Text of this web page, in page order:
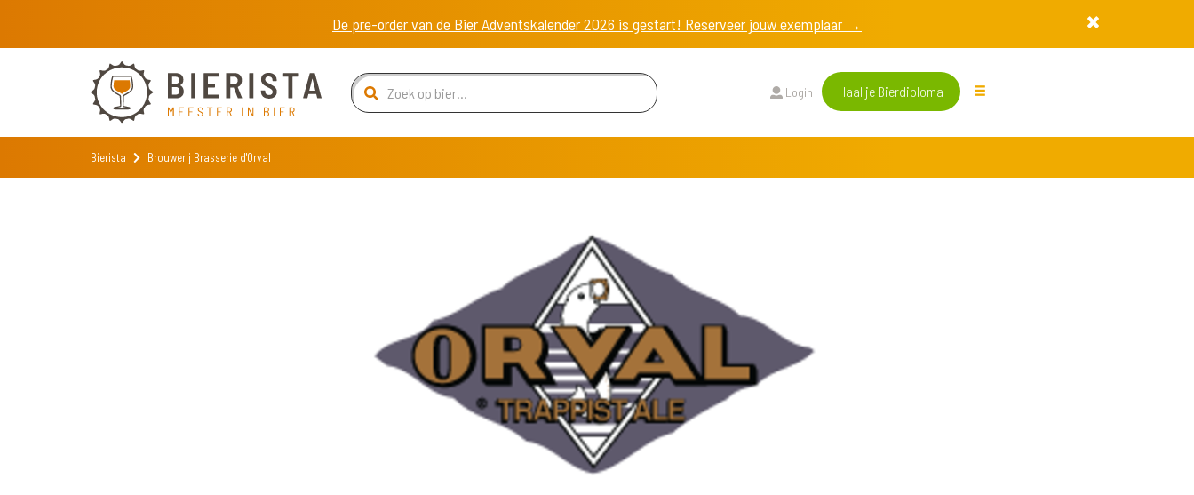
De pre-order van de Bier Adventskalender 2026 is gestart! Reserveer jouw exemplaar →
Login Haal je Bierdiploma
Bierista Brouwerij Brasserie d'Orval